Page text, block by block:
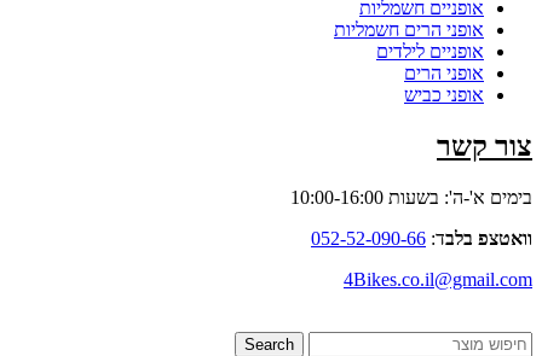
אופניים חשמליות
אופני הרים חשמליות
אופניים לילדים
אופני הרים
אופני כביש
צור קשר
בימים א'-ה': בשעות 10:00-16:00
וואטצפ בלבד: 052-52-090-66
4Bikes.co.il@gmail.com
Search